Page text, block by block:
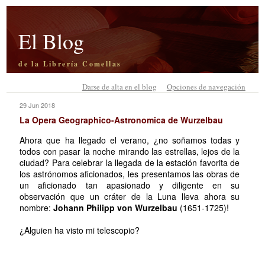
El Blog
de la Librería Comellas
Darse de alta en el blog Opciones de navegación
29 Jun 2018
La Opera Geographico-Astronomica de Wurzelbau
Ahora que ha llegado el verano, ¿no soñamos todas y
todos con pasar la noche mirando las estrellas, lejos de la
ciudad? Para celebrar la llegada de la estación favorita de
los astrónomos aficionados, les presentamos las obras de
un aficionado tan apasionado y diligente en su
observación que un cráter de la Luna lleva ahora su
nombre:Johann Philipp von Wurzelbau (1651-1725)!
¿Alguien ha visto mi telescopio?